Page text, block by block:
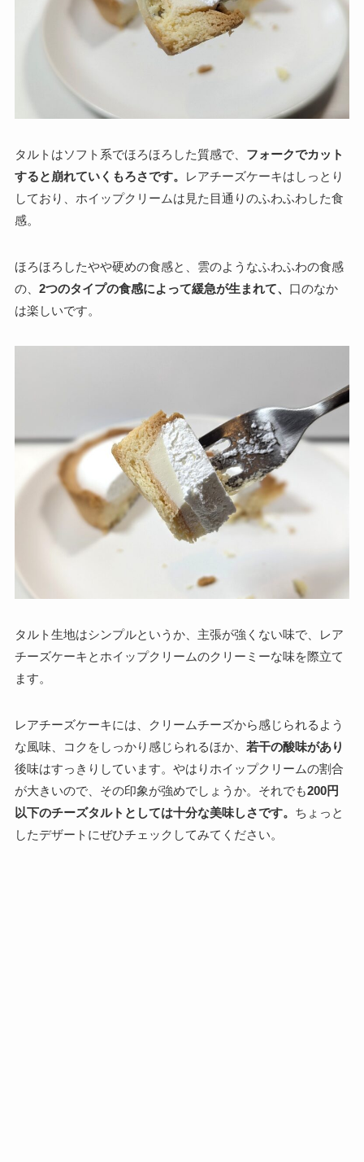
タルトはソフト系でほろほろした質感で、 フォークでカット
すると崩れていくもろさです。
レアチーズケーキはしっとり
しており、ホイップクリームは見た目通りのふわふわした食
感。
ほろほろしたやや硬めの食感と、雲のようなふわふわの食感
の、 2つのタイプの食感によって緩急が生まれて、 口のなか
は楽しいです。
タルト生地はシンプルというか、主張が強くない味で、レア
チーズケーキとホイップクリームのクリーミーな味を際立て
ます。
レアチーズケーキには、クリームチーズから感じられるよう
な風味、コクをしっかり感じられるほか、 若干の酸味があり
後味はすっきりしています。やはりホイップクリームの割合
が大きいので、その印象が強めでしょうか。それでも200円
以下のチーズタルトとしては十分な美味しさです。 ちょっと
したデザートにぜひチェックしてみてください。